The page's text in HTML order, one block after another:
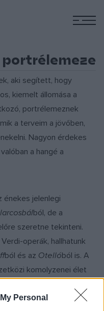
Personal
aki segített, hogy
kiemelt állomása a
portrélemeznek
a terveim a jövőben,
Nagyon érdekes
a hangé a
énekes jelenlegi
ból, de a
szeretne tekinteni.
operák, hallhatunk
ból és az Otellóból is. A
komolyzenei élet
vezényletével.